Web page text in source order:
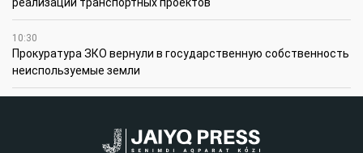
реализации транспортных проектов
10:30
Прокуратура ЗКО вернули в государственную собственность
неиспользуемые земли